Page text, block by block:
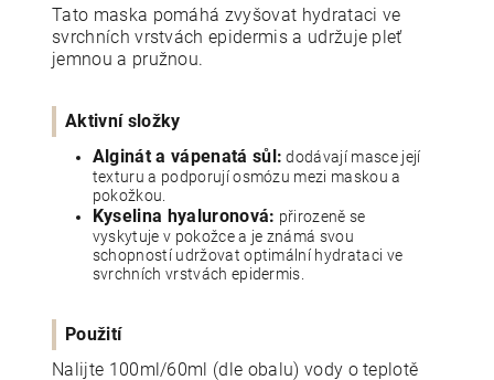
Tato maska pomáhá zvyšovat hydrataci ve
svrchních vrstvách epidermis a udržuje pleť
jemnou a pružnou.
Aktivní složky
Alginát a vápenatá sůl: dodávají masce její
texturu a podporují osmózu mezi maskou a
pokožkou.
Kyselina hyaluronová: přirozeně se
vyskytuje v pokožce a je známá svou
schopností udržovat optimální hydrataci ve
svrchních vrstvách epidermis.
Použití
Nalijte 100ml/60ml (dle obalu) vody o teplotě